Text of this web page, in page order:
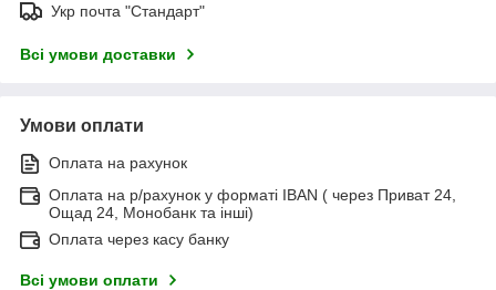
Укр почта "Стандарт"
Всі умови доставки
Умови оплати
Оплата на рахунок
Оплата на р/рахунок у форматі IBAN ( через Приват 24,
Ощад 24, Монобанк та інші)
Оплата через касу банку
Всі умови оплати